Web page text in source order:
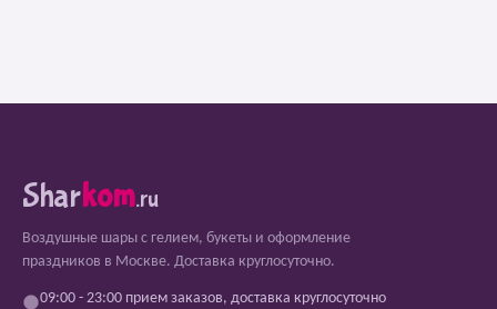
Sharkom.ru
Воздушные шары с гелием, букеты и оформление
праздников в Москве. Доставка круглосуточно.
09:00 - 23:00 прием заказов, доставка круглосуточно